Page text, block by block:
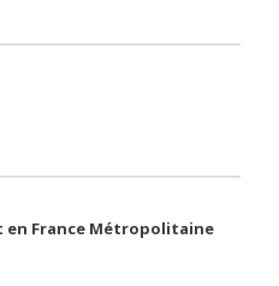
France Métropolitaine